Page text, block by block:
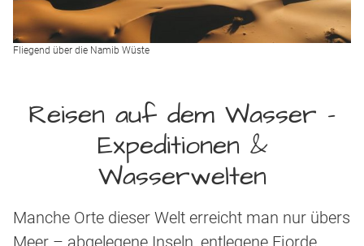
Fliegend über die Namib Wüste
Reisen auf dem Wasser -
Expeditionen &
Wasserwelten
Manche Orte dieser Welt erreicht man nur übers